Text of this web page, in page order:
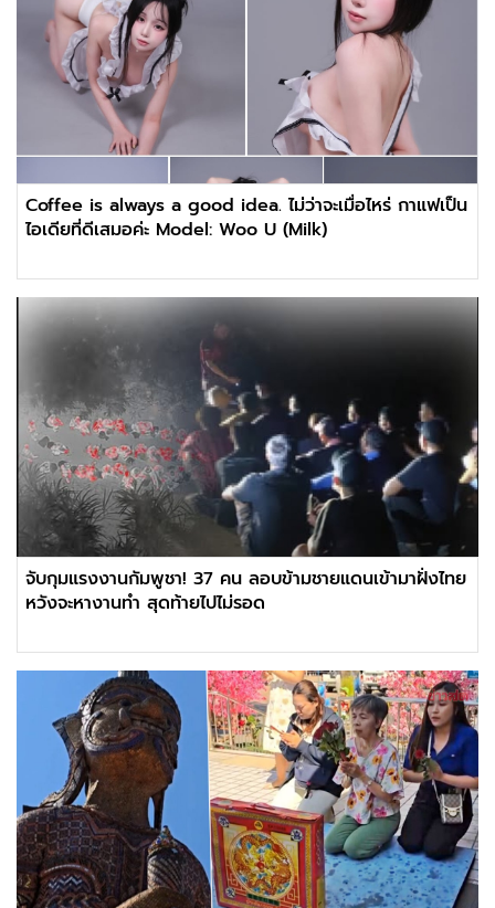
Coffee is always a good idea. ไม่ว่าจะเมื่อไหร่ กาแฟเป็น
ไอเดียที่ดีเสมอค่ะ Model: Woo U (Milk)
จับกุมแรงงานกัมพูชา! 37 คน ลอบข้ามชายแดนเข้ามาฝั่งไทย
หวังจะหางานทำ สุดท้ายไปไม่รอด